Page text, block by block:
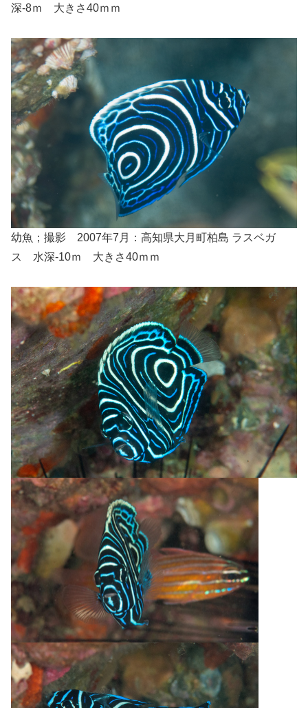
深-8ｍ 大きさ40ｍｍ
幼魚；撮影 2007年7月：高知県大月町柏島 ラスベガ
ス 水深-10ｍ 大きさ40ｍｍ